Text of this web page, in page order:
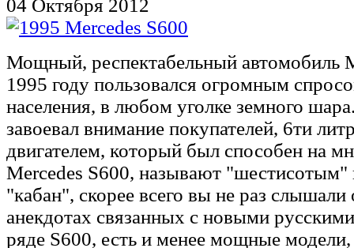
04 Октября 2012
Мощный, респектабельный автомобиль
1995 году пользовался огромным
населения, в любом уголке земного
завоевал внимание покупателей, 6ти
двигателем, который был способен на
Mercedes S600, называют "шестисотым"
"кабан", скорее всего вы не раз слышали
анекдотах связанных с новыми
ряде S600, есть и менее мощные